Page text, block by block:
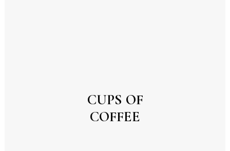
CUPS OF
COFFEE